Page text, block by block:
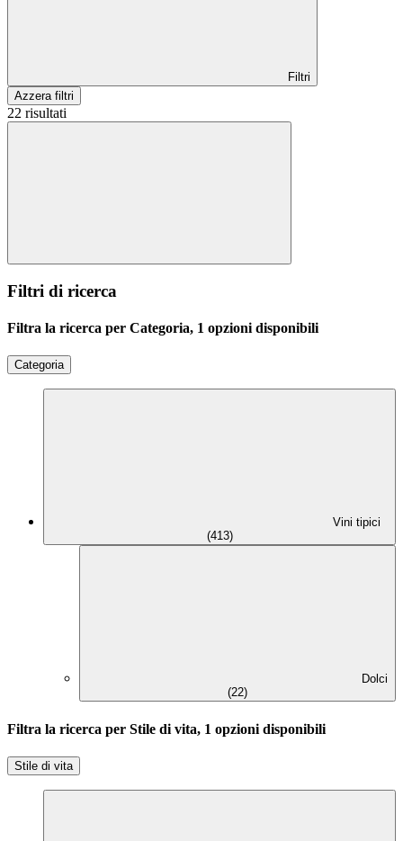
Filtri
Azzera filtri
22 risultati
Filtri di ricerca
Filtra la ricerca per Categoria, 1 opzioni disponibili
Categoria
Vini tipici
(413)
Dolci
(22)
Filtra la ricerca per Stile di vita, 1 opzioni disponibili
Stile di vita